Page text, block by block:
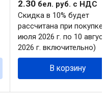
2.30 бел. руб. с НДС
Скидка в 10% будет
рассчитана при покупке
июля 2026 г. по 10
2026 г. включительно)
В корзину